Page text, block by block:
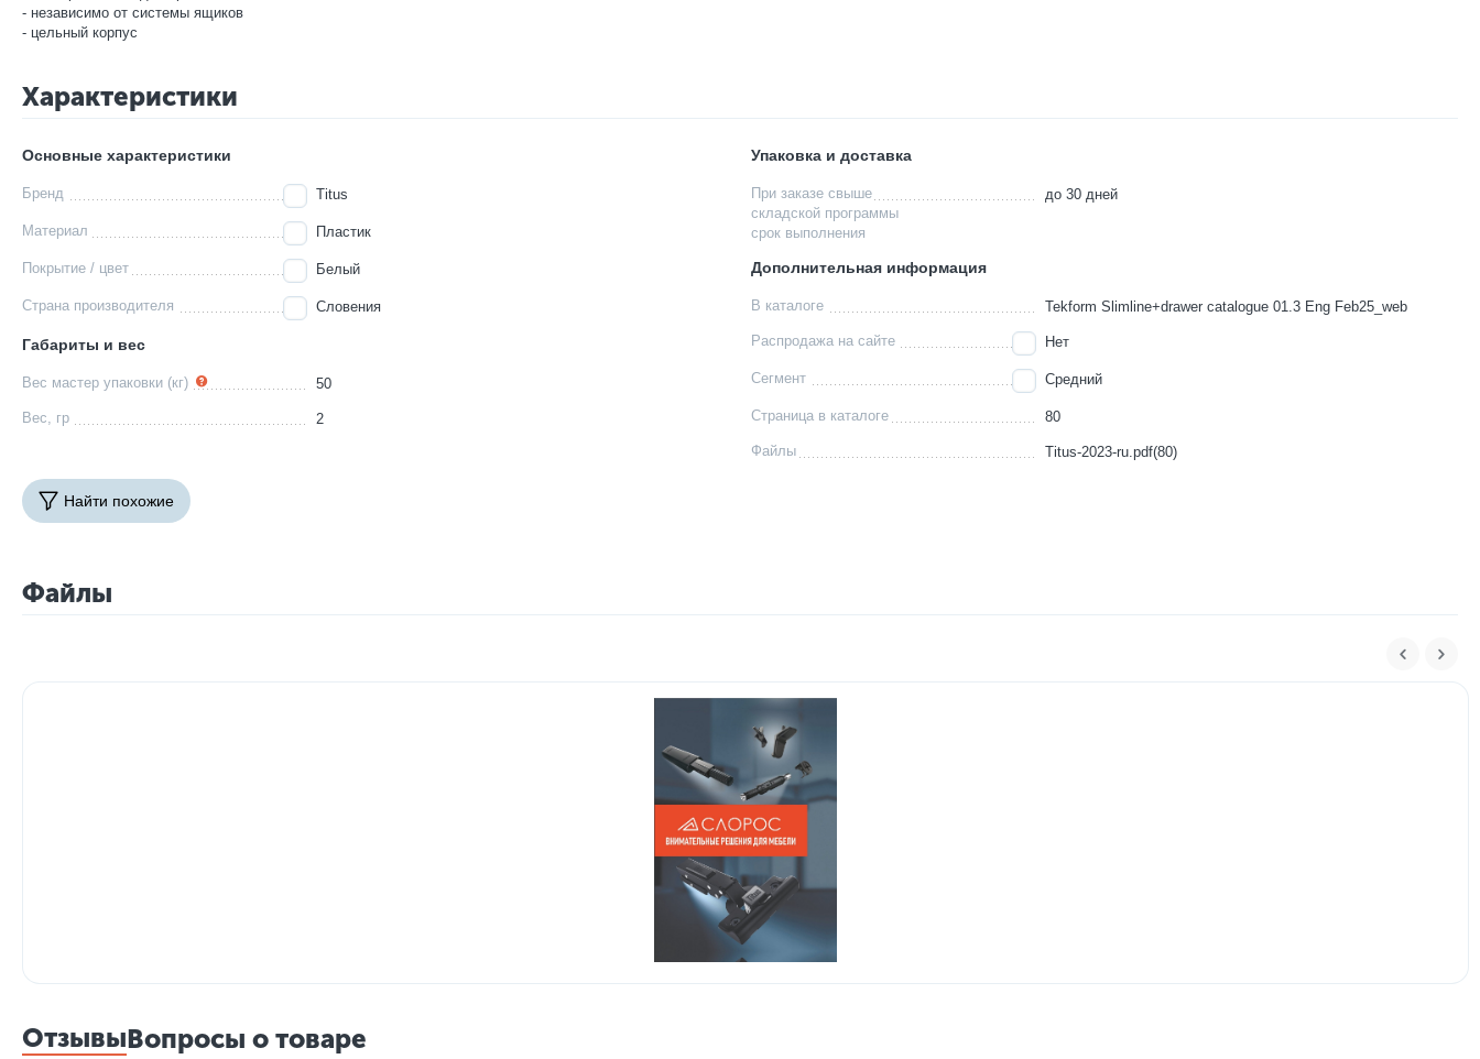
- независимо от системы ящиков
- цельный корпус
Характеристики
Основные характеристики
Бренд Titus
Материал Пластик
Покрытие / цвет Белый
Страна производителя Словения
Габариты и вес
Вес мастер упаковки (кг) 50
Вес, гр 2
Упаковка и доставка
При заказе свыше
складской программы
срок выполнения
до 30 дней
Дополнительная информация
В каталоге Tekform Slimline+drawer catalogue 01.3 Eng Feb25_web
Распродажа на сайте Нет
Сегмент Средний
Страница в каталоге 80
Файлы Titus-2023-ru.pdf(80)
Найти похожие
Файлы
ОтзывыВопросы о товаре